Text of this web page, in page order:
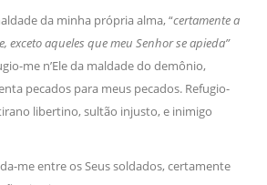
da minha própria alma, “certamente a
exceto aqueles que meu Senhor se apieda”
me n’Ele da maldade do demônio,
pecados para meus pecados. Refugio-
libertino, sultão injusto, e inimigo
me entre os Seus soldados, certamente